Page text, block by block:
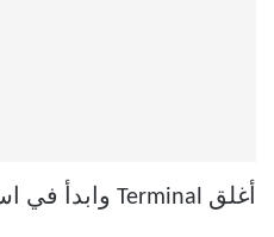
أغلق Terminal وابدأ في استخدام بحث Spotlight.